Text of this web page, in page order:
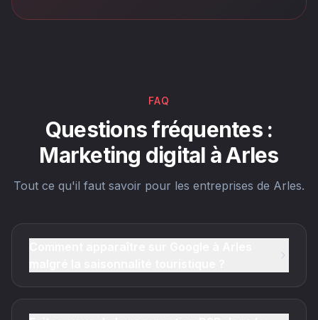
FAQ
Questions fréquentes :
Marketing digital à Arles
Tout ce qu'il faut savoir pour les entreprises de Arles.